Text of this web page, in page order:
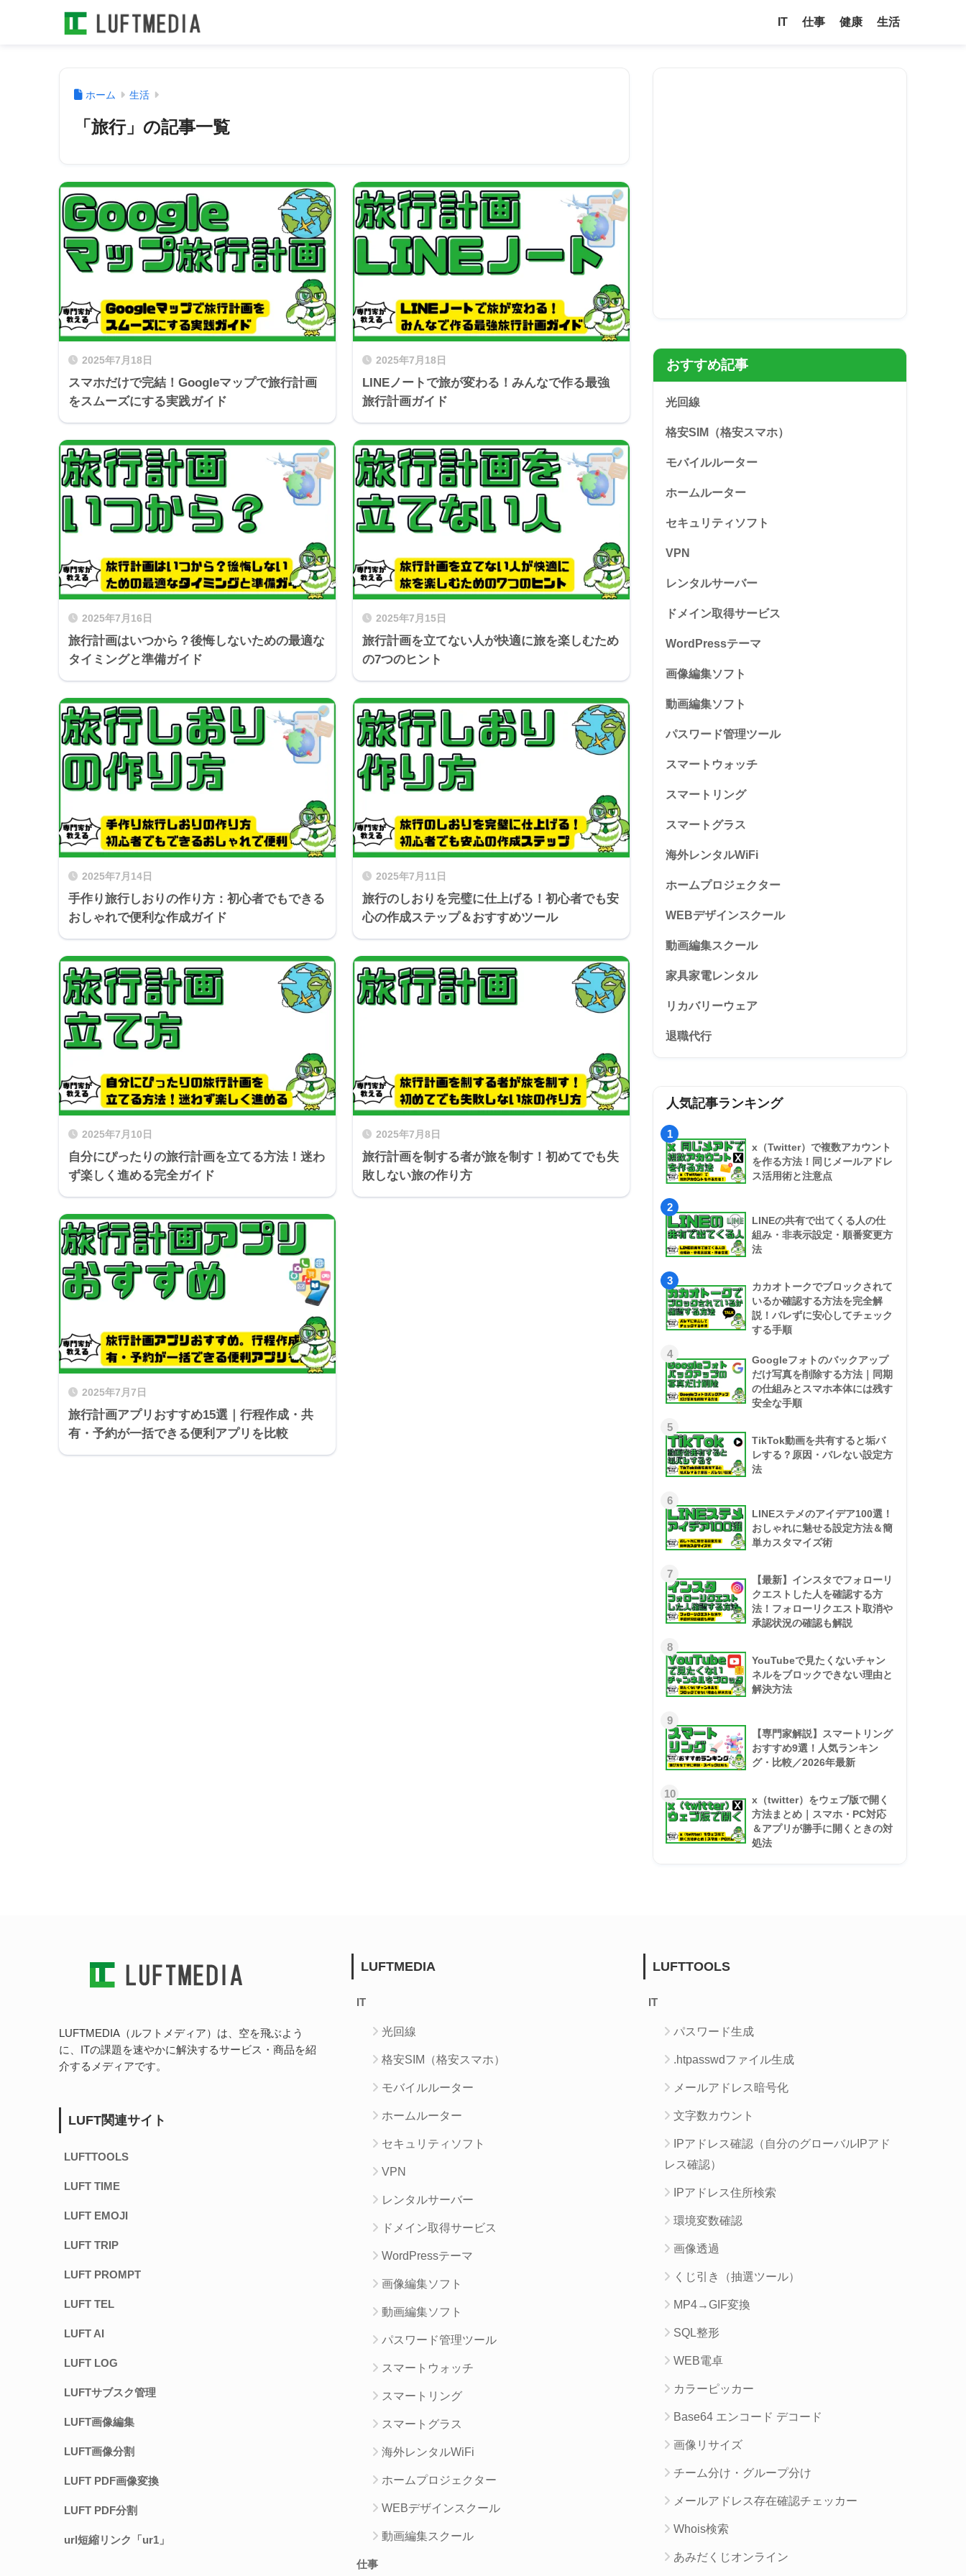
IT 仕事 健康 生活
ホーム 生活
「旅行」の記事一覧
2025年7月18日
スマホだけで完結！Googleマップで旅行計画
をスムーズにする実践ガイド
2025年7月18日
LINEノートで旅が変わる！みんなで作る最強
旅行計画ガイド
2025年7月16日
旅行計画はいつから？後悔しないための最適な
タイミングと準備ガイド
2025年7月15日
旅行計画を立てない人が快適に旅を楽しむため
の7つのヒント
2025年7月14日
手作り旅行しおりの作り方：初心者でもできる
おしゃれで便利な作成ガイド
2025年7月11日
旅行のしおりを完璧に仕上げる！初心者でも安
心の作成ステップ＆おすすめツール
2025年7月10日
自分にぴったりの旅行計画を立てる方法！迷わ
ず楽しく進める完全ガイド
2025年7月8日
旅行計画を制する者が旅を制す！初めてでも失
敗しない旅の作り方
2025年7月7日
旅行計画アプリおすすめ15選｜行程作成・共
有・予約が一括できる便利アプリを比較
おすすめ記事
光回線
格安SIM（格安スマホ）
モバイルルーター
ホームルーター
セキュリティソフト
VPN
レンタルサーバー
ドメイン取得サービス
WordPressテーマ
画像編集ソフト
動画編集ソフト
パスワード管理ツール
スマートウォッチ
スマートリング
スマートグラス
海外レンタルWiFi
ホームプロジェクター
WEBデザインスクール
動画編集スクール
家具家電レンタル
リカバリーウェア
退職代行
人気記事ランキング
1
x（Twitter）で複数アカウント
を作る方法！同じメールアドレ
ス活用術と注意点
2
LINEの共有で出てくる人の仕
組み・非表示設定・順番変更方
法
3
カカオトークでブロックされて
いるか確認する方法を完全解
説！バレずに安心してチェック
する手順
4
Googleフォトのバックアップ
だけ写真を削除する方法｜同期
の仕組みとスマホ本体には残す
安全な手順
5
TikTok動画を共有すると垢バ
レする？原因・バレない設定方
法
6
LINEステメのアイデア100選！
おしゃれに魅せる設定方法＆簡
単カスタマイズ術
7
【最新】インスタでフォローリ
クエストした人を確認する方
法！フォローリクエスト取消や
承認状況の確認も解説
8
YouTubeで見たくないチャン
ネルをブロックできない理由と
解決方法
9
【専門家解説】スマートリング
おすすめ9選！人気ランキン
グ・比較／2026年最新
10
x（twitter）をウェブ版で開く
方法まとめ｜スマホ・PC対応
＆アプリが勝手に開くときの対
処法
LUFTMEDIA（ルフトメディア）は、空を飛ぶよう
に、ITの課題を速やかに解決するサービス・商品を紹
介するメディアです。
LUFT関連サイト
LUFTTOOLS
LUFT TIME
LUFT EMOJI
LUFT TRIP
LUFT PROMPT
LUFT TEL
LUFT AI
LUFT LOG
LUFTサブスク管理
LUFT画像編集
LUFT画像分割
LUFT PDF画像変換
LUFT PDF分割
url短縮リンク「ur1」
LUFTMEDIA
IT
光回線
格安SIM（格安スマホ）
モバイルルーター
ホームルーター
セキュリティソフト
VPN
レンタルサーバー
ドメイン取得サービス
WordPressテーマ
画像編集ソフト
動画編集ソフト
パスワード管理ツール
スマートウォッチ
スマートリング
スマートグラス
海外レンタルWiFi
ホームプロジェクター
WEBデザインスクール
動画編集スクール
仕事
LUFTTOOLS
IT
パスワード生成
.htpasswdファイル生成
メールアドレス暗号化
文字数カウント
IPアドレス確認（自分のグローバルIPアド
レス確認）
IPアドレス住所検索
環境変数確認
画像透過
くじ引き（抽選ツール）
MP4→GIF変換
SQL整形
WEB電卓
カラーピッカー
Base64 エンコード デコード
画像リサイズ
チーム分け・グループ分け
メールアドレス存在確認チェッカー
Whois検索
あみだくじオンライン